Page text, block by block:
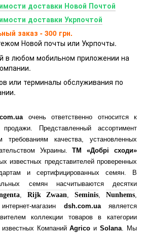
доставки Новой Почтой
доставки Укрпочтой
заказ - 300 грн.
Новой почты или Укрпочты.
в любом мобильном приложении на
или терминалы обслуживания по
очень ответственно относится к
Представленный ассортимент
требованиям качества, установленных
Украины.ТМ «Добрі сходи»
известных представителей проверенных
и сертифицированных семян. В
семян насчитываются десятки
, Rijk Zwaan,Seminis,Nunhems,
магазин dsh.com.uaявляется
коллекции товаров в категории
КомпанийAgrico иSolana. Мы